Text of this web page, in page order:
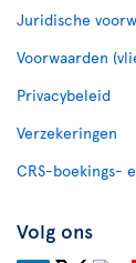
Juridische
Voorwaarden
Privacybeleid
Verzekeringen
CRS-boekings-
Volg ons